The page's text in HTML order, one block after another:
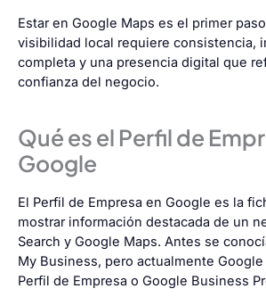
Estar en Google Maps es el primer
visibilidad local requiere consistencia,
completa y una presencia digital que
confianza del negocio.
Qué es el Perfil de
Google
El Perfil de Empresa en Google es la
mostrar información destacada de un
Search y Google Maps. Antes se
My Business, pero actualmente
Perfil de Empresa o Google Business